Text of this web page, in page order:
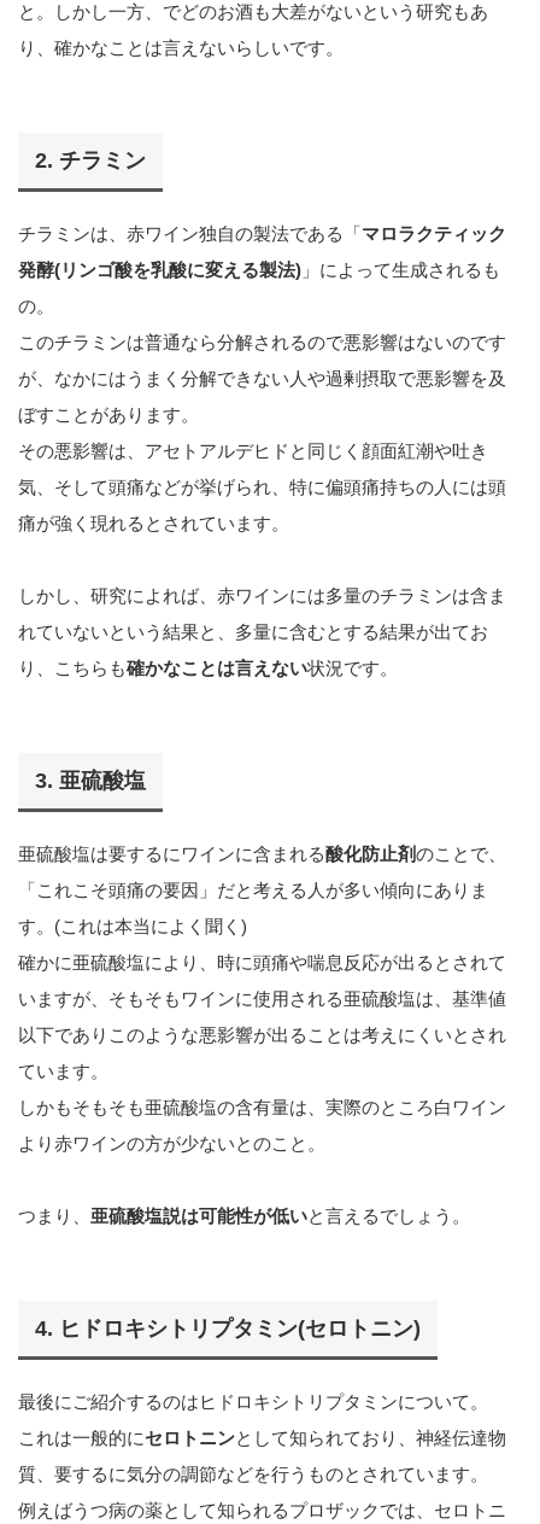
と。しかし一方、でどのお酒も大差がないという研究もあ
り、確かなことは言えないらしいです。
2. チラミン
チラミンは、赤ワイン独自の製法である「マロラクティック
発酵(リンゴ酸を乳酸に変える製法) 」によって生成されるも
の。
このチラミンは普通なら分解されるので悪影響はないのです
が、なかにはうまく分解できない人や過剰摂取で悪影響を及
ぼすことがあります。
その悪影響は、アセトアルデヒドと同じく顔面紅潮や吐き
気、そして頭痛などが挙げられ、特に偏頭痛持ちの人には頭
痛が強く現れるとされています。
しかし、研究によれば、赤ワインには多量のチラミンは含ま
れていないという結果と、多量に含むとする結果が出てお
り、こちらも確かなことは言えない状況です。
3. 亜硫酸塩
亜硫酸塩は要するにワインに含まれる酸化防止剤のことで、
「これこそ頭痛の要因」だと考える人が多い傾向にありま
す。(これは本当によく聞く)
確かに亜硫酸塩により、時に頭痛や喘息反応が出るとされて
いますが、そもそもワインに使用される亜硫酸塩は、基準値
以下でありこのような悪影響が出ることは考えにくいとされ
ています。
しかもそもそも亜硫酸塩の含有量は、実際のところ白ワイン
より赤ワインの方が少ないとのこと。
つまり、 亜硫酸塩説は可能性が低いと言えるでしょう。
4. ヒドロキシトリプタミン(セロトニン)
最後にご紹介するのはヒドロキシトリプタミンについて。
これは一般的にセロトニンとして知られており、神経伝達物
質、要するに気分の調節などを行うものとされています。
例えばうつ病の薬として知られるプロザックでは、セロトニ